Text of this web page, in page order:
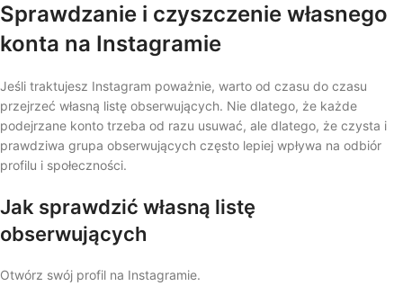
Sprawdzanie i czyszczenie własnego
konta na Instagramie
Jeśli traktujesz Instagram poważnie, warto od czasu do czasu
przejrzeć własną listę obserwujących. Nie dlatego, że każde
podejrzane konto trzeba od razu usuwać, ale dlatego, że czysta i
prawdziwa grupa obserwujących często lepiej wpływa na odbiór
profilu i społeczności.
Jak sprawdzić własną listę
obserwujących
Otwórz swój profil na Instagramie.